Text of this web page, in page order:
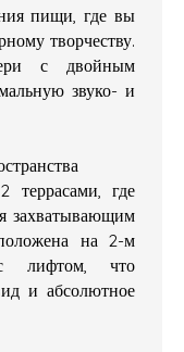
пищи, где вы
творчеству.
с двойным
звуко- и
террасами, где
захватывающим
на 2-м
лифтом, что
и абсолютное